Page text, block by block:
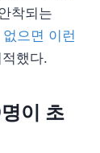
착되는
으면 이런
적했다.
이 초